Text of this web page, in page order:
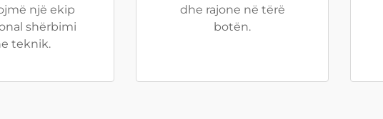
një ekip
shërbimi
teknik.
dhe rajone në tërë
botën.